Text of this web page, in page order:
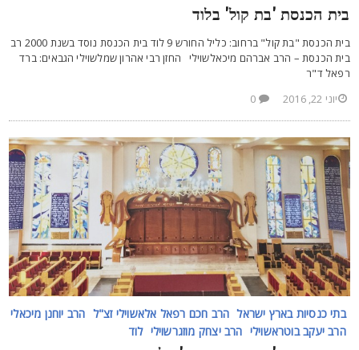
הכנסת 'בת קול' בלוד
בית הכנסת "בת קול" ברחוב: כליל החורש 9 לוד בית הכנסת נוסד בשנת 2000 רב
הכנסת – הרב אברהם מיכאלשוילי החזן רבי אהרון שמלשוילי הגבאים: ברד
ד"ר
יוני 22, 2016
0
בתי כנסיות בארץ ישראל הרב חכם רפאל אלאשוילי זצ"ל הרב יוחנן מיכאלי
הרב יעקב בוטראשוילי הרב יצחק מוזגרשוילי לוד